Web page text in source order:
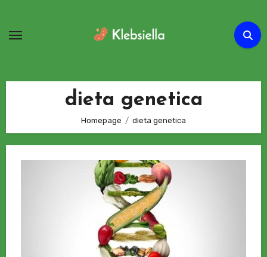
contenuto
dieta genetica
Homepage dieta genetica